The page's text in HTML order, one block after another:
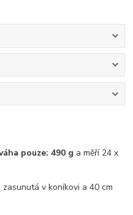
pouze: 490 g a měří 24 x
v koníkovi a 40 cm